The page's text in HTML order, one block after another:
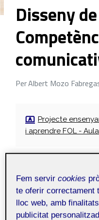
Disseny
PerAlbert Mozo
Projecte
i aprendre FOL - Aula
el projecte de la
havia d’actuar de
que s’adaptés a les
competència
Fem servircookies
te oferir correctament
lloc web, amb
publicitat